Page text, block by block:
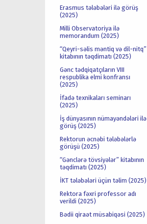
Erasmus tələbələri ilə görüş
(2025)
Milli Observatoriya ilə
memorandum (2025)
“Qeyri-səlis məntiq və dil-nitq”
kitabının təqdimatı (2025)
Gənc tədqiqatçıların VIII
respublika elmi konfransı
(2025)
İfadə texnikaları seminarı
(2025)
İş dünyasının nümayəndələri ilə
görüş (2025)
Rektorun əcnəbi tələbələrlə
görüşü (2025)
“Gənclərə tövsiyələr” kitabının
təqdimatı (2025)
İKT tələbələri üçün təlim (2025)
Rektora fəxri professor adı
verildi (2025)
Bədii qiraət müsabiqəsi (2025)